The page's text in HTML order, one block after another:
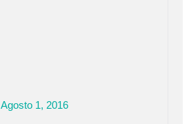
Agosto 1, 2016